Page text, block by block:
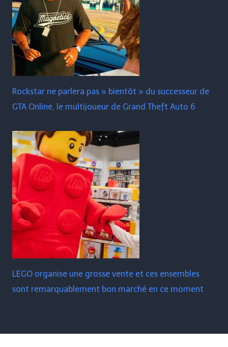
Rockstar ne parlera pas « bientôt » du successeur de
GTA Online, le multijoueur de Grand Theft Auto 6
LEGO organise une grosse vente et ces ensembles
sont remarquablement bon marché en ce moment